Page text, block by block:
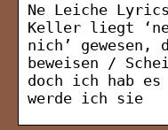
Ne Leiche
Keller liegt
nich’ gewesen,
beweisen /
doch ich hab
werde ich sie